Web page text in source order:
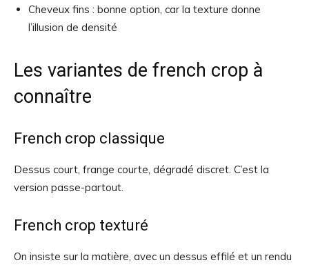
Cheveux fins : bonne option, car la texture donne
l’illusion de densité
Les variantes de french crop à
connaître
French crop classique
Dessus court, frange courte, dégradé discret. C’est la
version passe-partout.
French crop texturé
On insiste sur la matière, avec un dessus effilé et un rendu